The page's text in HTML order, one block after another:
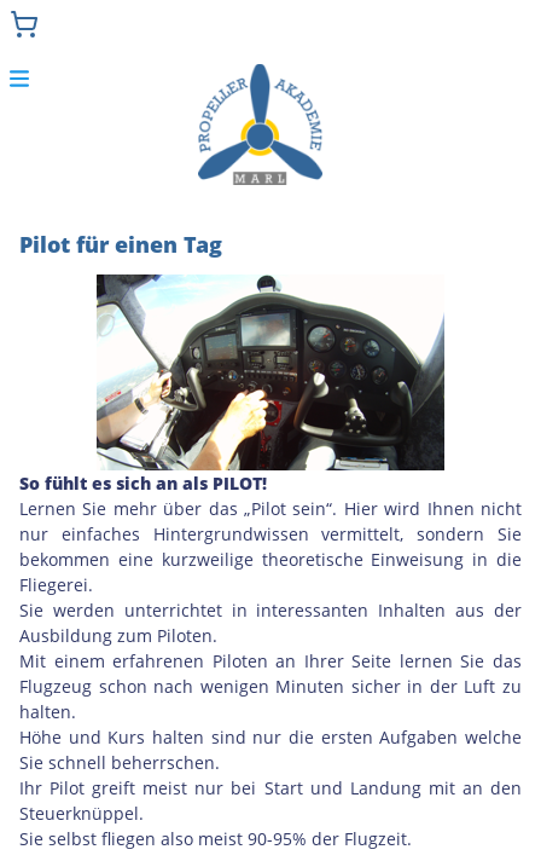
Menu
Doppeldecker-Rundflug
Flugzeug-Rundflug
Charterguthaben
Zurück zur Hauptseite
Pilot für einen Tag
So fühlt es sich an als PILOT!
Lernen Sie mehr über das „Pilot sein“. Hier wird Ihnen nicht
nur einfaches Hintergrundwissen vermittelt, sondern Sie
bekommen eine kurzweilige theoretische Einweisung in die
Fliegerei.
Sie werden unterrichtet in interessanten Inhalten aus der
Ausbildung zum Piloten.
Mit einem erfahrenen Piloten an Ihrer Seite lernen Sie das
Flugzeug schon nach wenigen Minuten sicher in der Luft zu
halten.
Höhe und Kurs halten sind nur die ersten Aufgaben welche
Sie schnell beherrschen.
Ihr Pilot greift meist nur bei Start und Landung mit an den
Steuerknüppel.
Sie selbst fliegen also meist 90-95% der Flugzeit.